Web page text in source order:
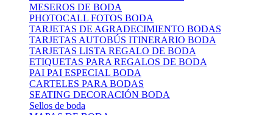
MESEROS DE BODA
PHOTOCALL FOTOS BODA
TARJETAS DE AGRADECIMIENTO BODAS
TARJETAS AUTOBÚS ITINERARIO BODA
TARJETAS LISTA REGALO DE BODA
ETIQUETAS PARA REGALOS DE BODA
PAI PAI ESPECIAL BODA
CARTELES PARA BODAS
SEATING DECORACIÓN BODA
Sellos de boda